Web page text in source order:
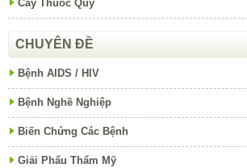
Cây Thuốc Quý
CHUYÊN ĐỀ
Bệnh AIDS / HIV
Bệnh Nghề Nghiệp
Biến Chứng Các Bệnh
Giải Phẩu Thẩm Mỹ